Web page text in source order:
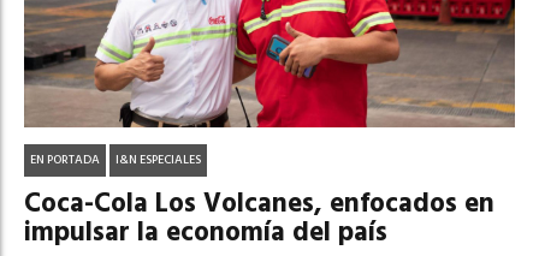
EN PORTADA I&N ESPECIALES
Coca-Cola Los Volcanes, enfocados en
impulsar la economía del país